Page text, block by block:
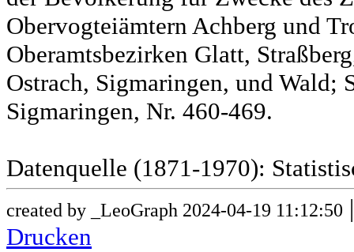
Obervogteiämtern Achberg und
Oberamtsbezirken Glatt,
Ostrach, Sigmaringen, und Wald;
Sigmaringen, Nr. 460-469.
Datenquelle (1871-1970):
created by _LeoGraph 2024-04-19 11:12:50
Drucken